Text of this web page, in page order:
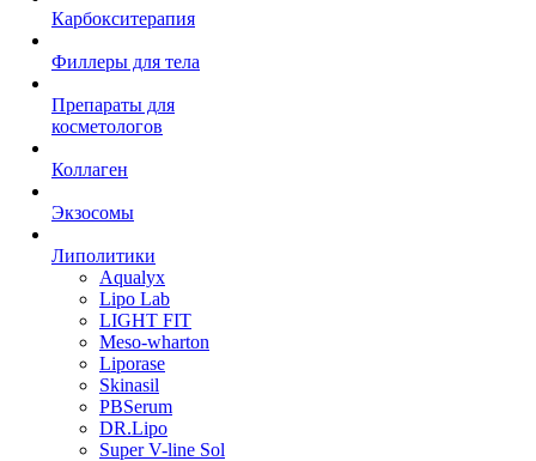
Карбокситерапия
Филлеры для тела
Препараты для
косметологов
Коллаген
Экзосомы
Липолитики
Aqualyx
Lipo Lab
LIGHT FIT
Meso-wharton
Liporase
Skinasil
PBSerum
DR.Lipo
Super V-line Sol